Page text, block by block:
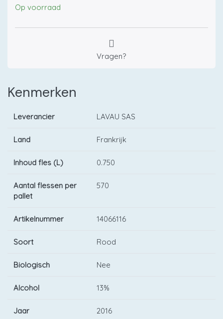
Op voorraad
Vragen?
Kenmerken
Leverancier LAVAU SAS
Land Frankrijk
Inhoud fles (L) 0.750
Aantal flessen per
pallet
570
Artikelnummer 14066116
Soort Rood
Biologisch Nee
Alcohol 13%
Jaar 2016